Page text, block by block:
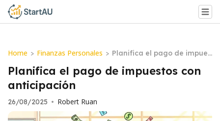
Home > Finanzas Personales > Planifica el pago de impues
tos con anticipación
Planifica el pago de impuestos con
anticipación
26/08/2025 • Robert Ruan